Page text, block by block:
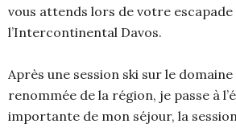
vous attends lors de votre escapade
l’Intercontinental Davos.
Après une session ski sur le
renommée de la région, je passe à
importante de mon séjour, la